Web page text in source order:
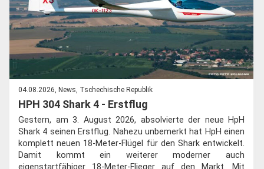
04.08.2026, News, Tschechische Republik
HPH 304 Shark 4 - Erstflug
Gestern, am 3. August 2026, absolvierte der neue HpH
Shark 4 seinen Erstflug. Nahezu unbemerkt hat HpH einen
komplett neuen 18-Meter-Flügel für den Shark entwickelt.
Damit kommt ein weiterer moderner auch